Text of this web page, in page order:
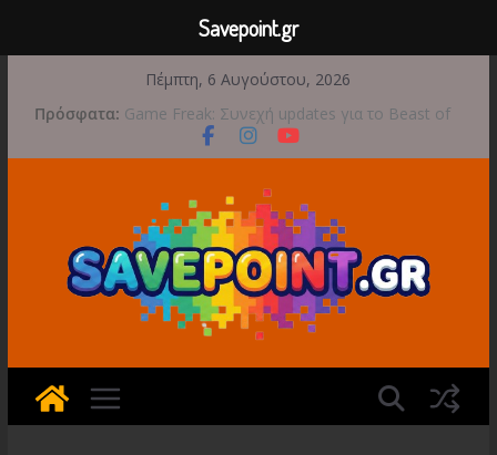
περιεχόμενο
Πέμπτη, 6 Αυγούστου, 2026
Πρόσφατα: Game Freak: Συνεχή updates για το Beast of
Reincarnation μετά την ανάμεικτη υποδοχή
Μια φωτογραφική περιπέτεια συνεχίζεται στο
Διασχίστε τους ουρανούς με το Wild Blue
Skies αυτό το φθινόπωρο
Διακοπές και παιχνίδι για όλη την οικογένεια!
Έρχεται 1η Σεπτεμβρίου το Crimson Moon
Savepoint.gr